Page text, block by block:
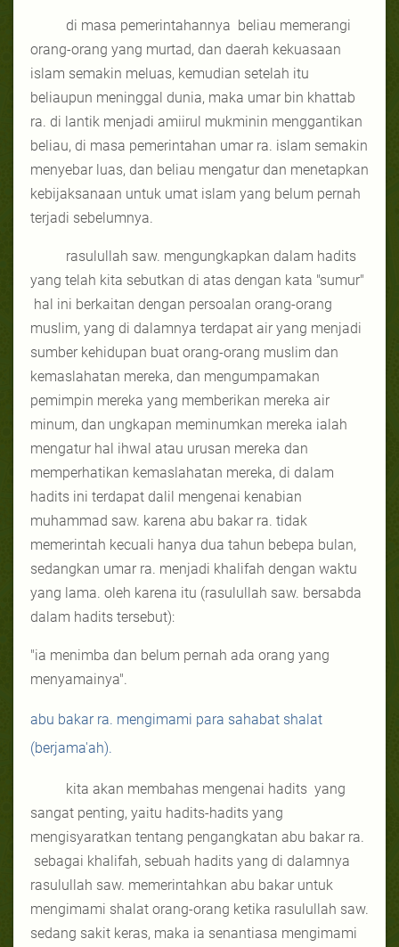
di masa pemerintahannya beliau memerangi
orang-orang yang murtad, dan daerah kekuasaan
islam semakin meluas, kemudian setelah itu
beliaupun meninggal dunia, maka umar bin khattab
ra. di lantik menjadi amiirul mukminin menggantikan
beliau, di masa pemerintahan umar ra. islam semakin
menyebar luas, dan beliau mengatur dan menetapkan
kebijaksanaan untuk umat islam yang belum pernah
terjadi sebelumnya.
rasulullah saw. mengungkapkan dalam hadits
yang telah kita sebutkan di atas dengan kata "sumur"
hal ini berkaitan dengan persoalan orang-orang
muslim, yang di dalamnya terdapat air yang menjadi
sumber kehidupan buat orang-orang muslim dan
kemaslahatan mereka, dan mengumpamakan
pemimpin mereka yang memberikan mereka air
minum, dan ungkapan meminumkan mereka ialah
mengatur hal ihwal atau urusan mereka dan
memperhatikan kemaslahatan mereka, di dalam
hadits ini terdapat dalil mengenai kenabian
muhammad saw. karena abu bakar ra. tidak
memerintah kecuali hanya dua tahun bebepa bulan,
sedangkan umar ra. menjadi khalifah dengan waktu
yang lama. oleh karena itu (rasulullah saw. bersabda
dalam hadits tersebut):
"ia menimba dan belum pernah ada orang yang
menyamainya".
abu bakar ra. mengimami para sahabat shalat
(berjama'ah).
kita akan membahas mengenai hadits yang
sangat penting, yaitu hadits-hadits yang
mengisyaratkan tentang pengangkatan abu bakar ra.
sebagai khalifah, sebuah hadits yang di dalamnya
rasulullah saw. memerintahkan abu bakar untuk
mengimami shalat orang-orang ketika rasulullah saw.
sedang sakit keras, maka ia senantiasa mengimami